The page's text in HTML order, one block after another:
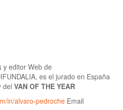
y editor Web de
es el jurado en España
del VAN OF THE YEAR
in/alvaro-pedroche Email